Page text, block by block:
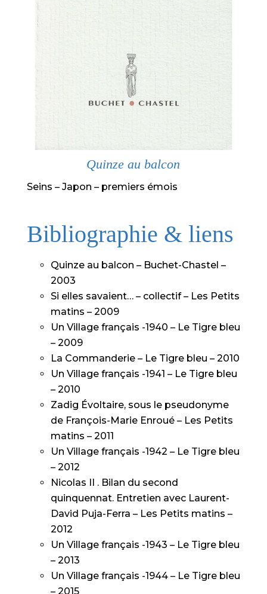
Quinze au balcon
Seins – Japon – premiers émois
Bibliographie & liens
Quinze au balcon – Buchet-Chastel –
2003
Si elles savaient… – collectif – Les Petits
matins – 2009
Un Village français -1940 – Le Tigre bleu
– 2009
La Commanderie – Le Tigre bleu – 2010
Un Village français -1941 – Le Tigre bleu
– 2010
Zadig Évoltaire, sous le pseudonyme
de François-Marie Enroué – Les Petits
matins – 2011
Un Village français -1942 – Le Tigre bleu
– 2012
Nicolas II . Bilan du second
quinquennat. Entretien avec Laurent-
David Puja-Ferra – Les Petits matins –
2012
Un Village français -1943 – Le Tigre bleu
– 2013
Un Village français -1944 – Le Tigre bleu
– 2015